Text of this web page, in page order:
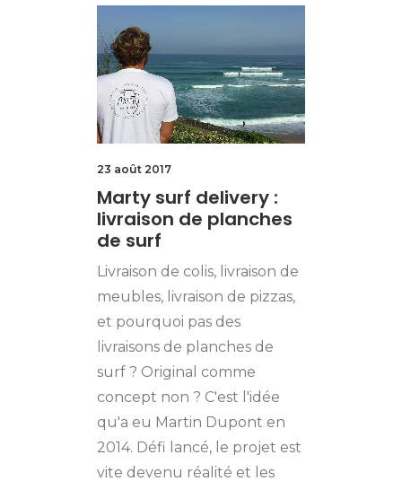
23 août 2017
Marty surf delivery :
livraison de planches
de surf
Livraison de colis, livraison de
meubles, livraison de pizzas,
et pourquoi pas des
livraisons de planches de
surf ? Original comme
concept non ? C'est l'idée
qu'a eu Martin Dupont en
2014. Défi lancé, le projet est
vite devenu réalité et les